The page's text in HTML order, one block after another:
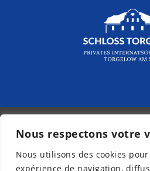
Nous respectons votre
Nous utilisons des cookies
expérience de navigation,
© 2026 -
Bulletin